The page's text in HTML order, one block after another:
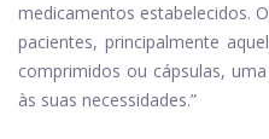
medicamentos estabelecidos.
pacientes, principalmente
comprimidos ou cápsulas,
às suas necessidades.”